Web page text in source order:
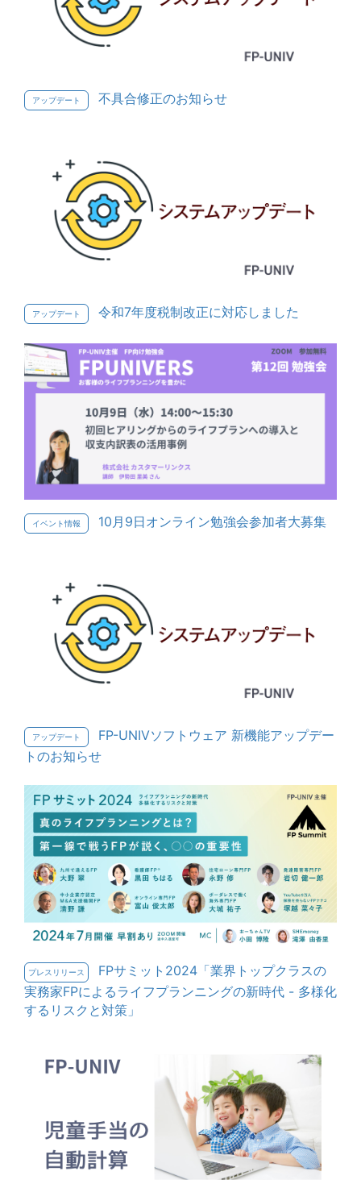
アップデート 不具合修正のお知らせ
アップデート 令和7年度税制改正に対応しました
イベント情報 10月9日オンライン勉強会参加者大募集
アップデート
FP-UNIVソフトウェア 新機能アップデー
トのお知らせ
プレスリリース
FPサミット2024「業界トップクラスの
実務家FPによるライフプランニングの新時代 - 多様化
するリスクと対策」